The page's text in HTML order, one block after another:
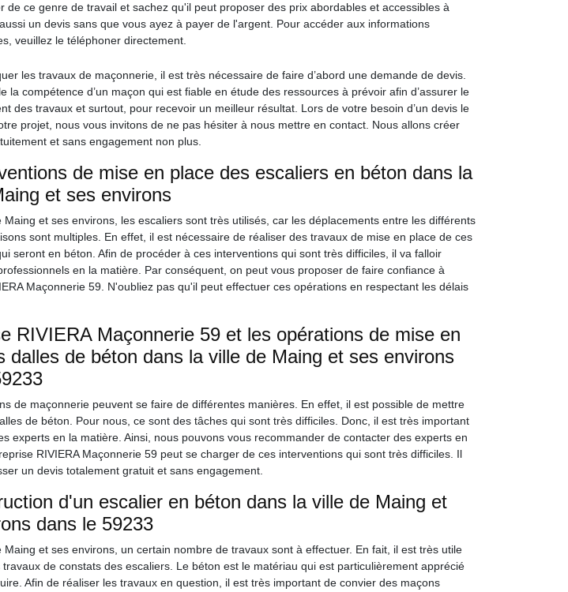
de ce genre de travail et sachez qu'il peut proposer des prix abordables et accessibles à
un devis sans que vous ayez à payer de l'argent. Pour accéder aux informations
veuillez le téléphoner directement.
les travaux de maçonnerie, il est très nécessaire de faire d’abord une demande de devis.
la compétence d’un maçon qui est fiable en étude des ressources à prévoir afin d’assurer le
des travaux et surtout, pour recevoir un meilleur résultat. Lors de votre besoin d’un devis le
projet, nous vous invitons de ne pas hésiter à nous mettre en contact. Nous allons créer
et sans engagement non plus.
de mise en place des escaliers en béton dans la
et ses environs
Maing et ses environs, les escaliers sont très utilisés, car les déplacements entre les différents
sont multiples. En effet, il est nécessaire de réaliser des travaux de mise en place de ces
seront en béton. Afin de procéder à ces interventions qui sont très difficiles, il va falloir
en la matière. Par conséquent, on peut vous proposer de faire confiance à
Maçonnerie 59. N'oubliez pas qu'il peut effectuer ces opérations en respectant les délais
RIVIERA Maçonnerie 59 et les opérations de mise en
dalles de béton dans la ville de Maing et ses environs
de maçonnerie peuvent se faire de différentes manières. En effet, il est possible de mettre
de béton. Pour nous, ce sont des tâches qui sont très difficiles. Donc, il est très important
experts en la matière. Ainsi, nous pouvons vous recommander de contacter des experts en
RIVIERA Maçonnerie 59 peut se charger de ces interventions qui sont très difficiles. Il
un devis totalement gratuit et sans engagement.
d'un escalier en béton dans la ville de Maing et
dans le 59233
Maing et ses environs, un certain nombre de travaux sont à effectuer. En fait, il est très utile
de constats des escaliers. Le béton est le matériau qui est particulièrement apprécié
Afin de réaliser les travaux en question, il est très important de convier des maçons